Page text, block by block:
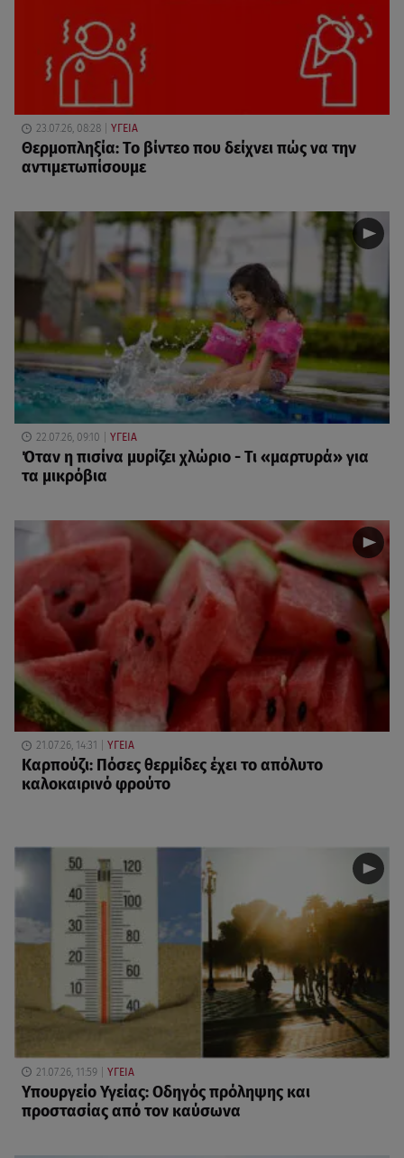
23.07.26, 08:28 ΥΓΕΙΑ
Θερμοπληξία: Το βίντεο που δείχνει πώς να την
αντιμετωπίσουμε
22.07.26, 09:10 ΥΓΕΙΑ
Όταν η πισίνα μυρίζει χλώριο - Τι «μαρτυρά» για
τα μικρόβια
21.07.26, 14:31 ΥΓΕΙΑ
Καρπούζι: Πόσες θερμίδες έχει το απόλυτο
καλοκαιρινό φρούτο
21.07.26, 11:59 ΥΓΕΙΑ
Υπουργείο Υγείας: Οδηγός πρόληψης και
προστασίας από τον καύσωνα